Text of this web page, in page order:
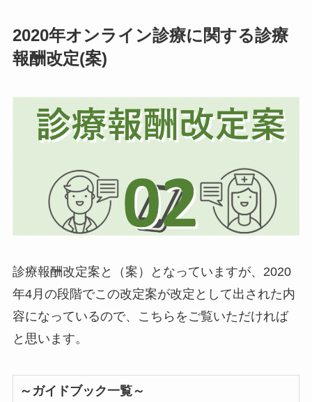
2020年オンライン診療に関する診療
報酬改定(案)
診療報酬改定案と（案）となっていますが、2020
年4月の段階でこの改定案が改定として出された内
容になっているので、こちらをご覧いただければ
と思います。
～ガイドブック一覧～